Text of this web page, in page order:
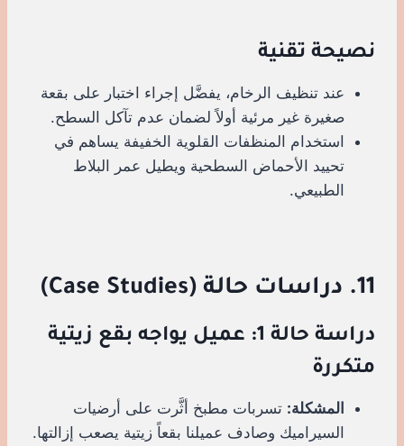
نصيحة تقنية
عند تنظيف الرخام، يفضَّل إجراء اختبار على بقعة
صغيرة غير مرئية أولاً لضمان عدم تآكل السطح.
استخدام المنظفات القلوية الخفيفة يساهم في
تحييد الأحماض السطحية ويطيل عمر البلاط
الطبيعي.
11. دراسات حالة (Case Studies)
دراسة حالة 1: عميل يواجه بقع زيتية
متكررة
المشكلة: تسربات مطبخ أثَّرت على أرضيات
السيراميك وصادف عميلنا بقعاً زيتية يصعب إزالتها.